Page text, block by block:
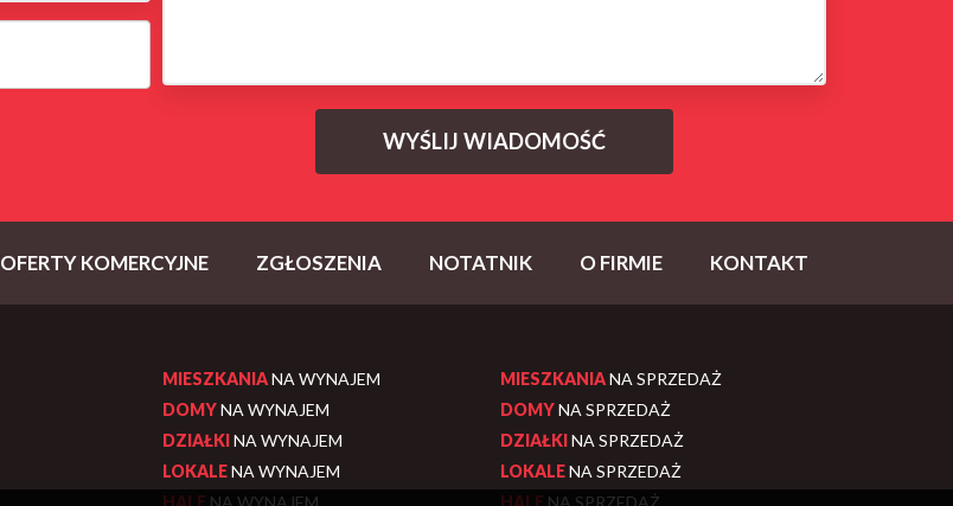
OFERTY KOMERCYJNE ZGŁOSZENIA NOTATNIK O FIRMIE KONTAKT
MIESZKANIANA WYNAJEM
DOMYNA WYNAJEM
DZIAŁKINA WYNAJEM
LOKALENA WYNAJEM
HALE NA WYNAJEM
MIESZKANIANA SPRZEDAŻ
DOMYNA SPRZEDAŻ
DZIAŁKINA SPRZEDAŻ
LOKALENA SPRZEDAŻ
HALE NA SPRZEDAŻ